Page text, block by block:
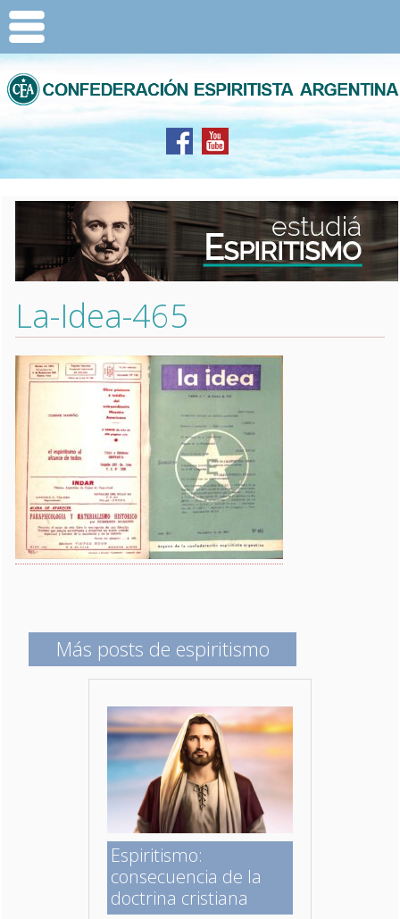
La-Idea-465
Más posts de espiritismo
Espiritismo:
consecuencia de la
doctrina cristiana